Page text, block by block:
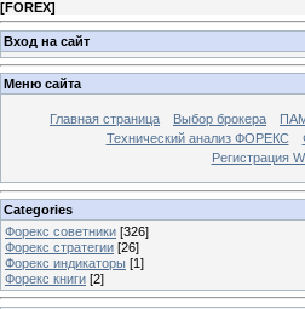
[FOREX]
Вход на сайт
Меню сайта
Главная страница Выбор брокера
Технический анализ ФОРЕКС
Регистрация
Categories
Форекс cоветники [326]
Форекс стратегии [26]
Форекс индикаторы [1]
Форекс книги [2]